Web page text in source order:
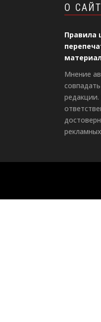
О
Правила
Мнение
редакции.